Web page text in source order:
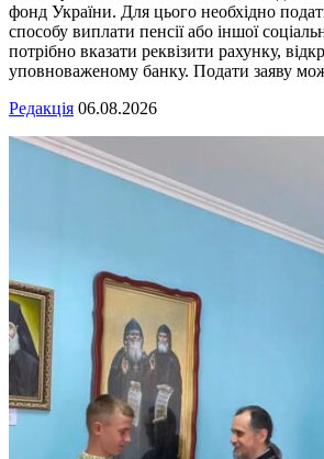
фонд України. Для цього необхідно
способу виплати пенсії або іншої
потрібно вказати реквізити рахунку,
уповноваженому банку. Подати заяву
Редакція 06.08.2026